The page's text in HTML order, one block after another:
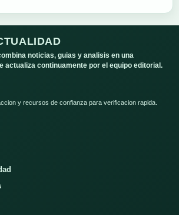
noticias, guias y analisis en una
actualiza continuamente por el equipo editorial.
y recursos de confianza para verificacion rapida.